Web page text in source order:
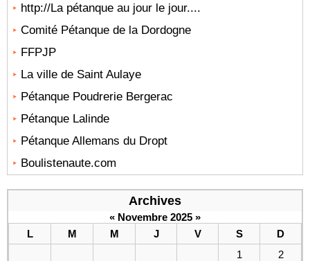
http://La pétanque au jour le jour....
Comité Pétanque de la Dordogne
FFPJP
La ville de Saint Aulaye
Pétanque Poudrerie Bergerac
Pétanque Lalinde
Pétanque Allemans du Dropt
Boulistenaute.com
Archives
« Novembre 2025 »
L
M M J V S
D
1
2